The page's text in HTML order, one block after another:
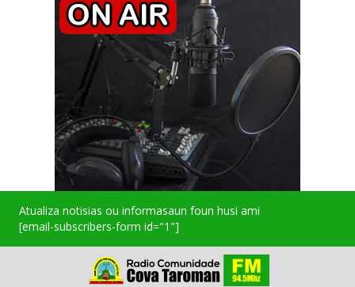
Atualiza notisias ou informasaun foun husi ami
[email-subscribers-form id="1"]